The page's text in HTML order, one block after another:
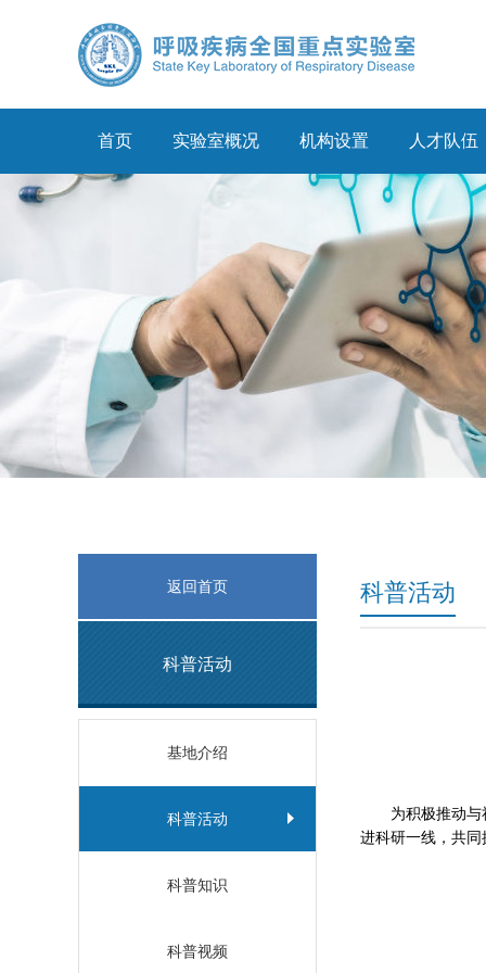
首页 实验室概况 机构设置 人才队伍
返回首页
科普活动
基地介绍
科普活动
科普知识
科普视频
科普活动
为积极推动
进科研一线，共